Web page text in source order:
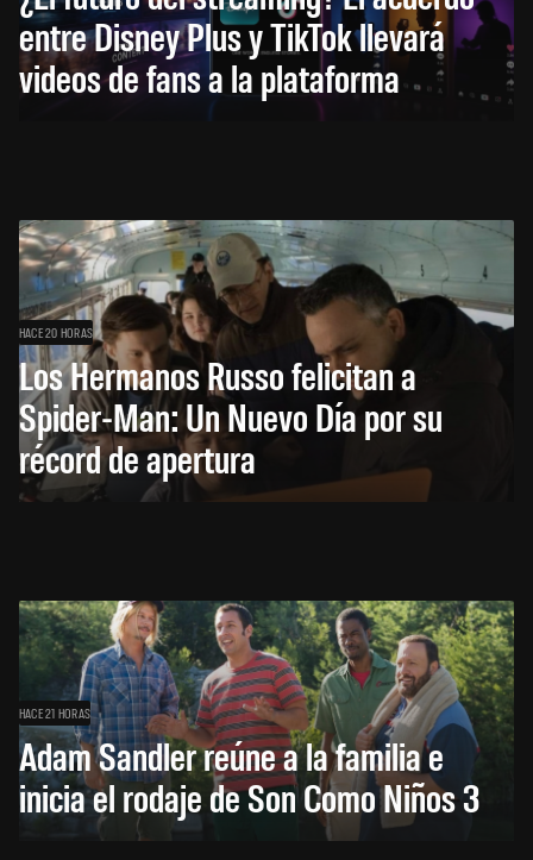
entre Disney Plus y TikTok llevará
videos de fans a la plataforma
HACE 20 HORAS
Los Hermanos Russo felicitan a
Spider-Man: Un Nuevo Día por su
récord de apertura
HACE 21 HORAS
Adam Sandler reúne a la familia e
inicia el rodaje de Son Como Niños 3